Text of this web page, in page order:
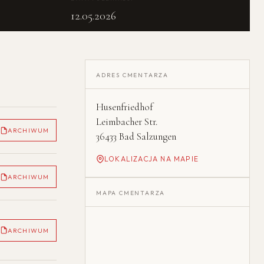
12.05.2026
ARCHIWUM
ARCHIWUM
ARCHIWUM
ADRES CMENTARZA
Husenfriedhof
Leimbacher Str.
36433 Bad Salzungen
LOKALIZACJA NA MAPIE
MAPA CMENTARZA